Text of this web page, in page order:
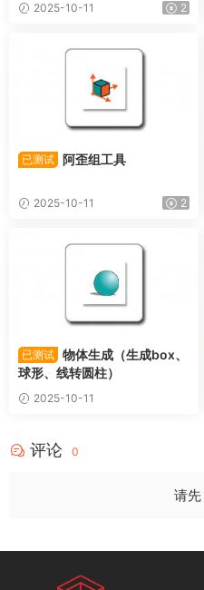
2025-10-11 2
已测试 阿歪组工具
2025-10-11 2
已测试 物体生成（生成box、
球形、线转圆柱）
2025-10-11
评论 0
请先